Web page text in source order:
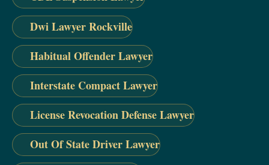
Dwi Lawyer Rockville
Habitual Offender Lawyer
Interstate Compact Lawyer
License Revocation Defense Lawyer
Out Of State Driver Lawyer